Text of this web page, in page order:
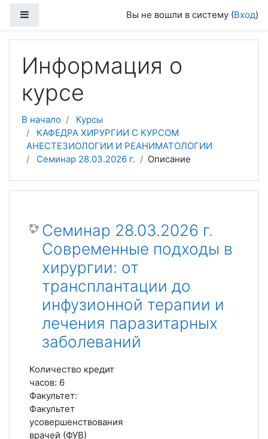
Вы не вошли в систему (Вход)
Информация о
курсе
В начало
Курсы
КАФЕДРА ХИРУРГИИ С КУРСОМ
АНЕСТЕЗИОЛОГИИ И РЕАНИМАТОЛОГИИ
Семинар 28.03.2026 г.
Описание
Семинар 28.03.2026 г.
Современные подходы в
хирургии: от
трансплантации до
инфузионной терапии и
лечения паразитарных
заболеваний
Количество кредит
часов: 6
Факультет:
Факультет
усовершенствования
врачей (ФУВ)